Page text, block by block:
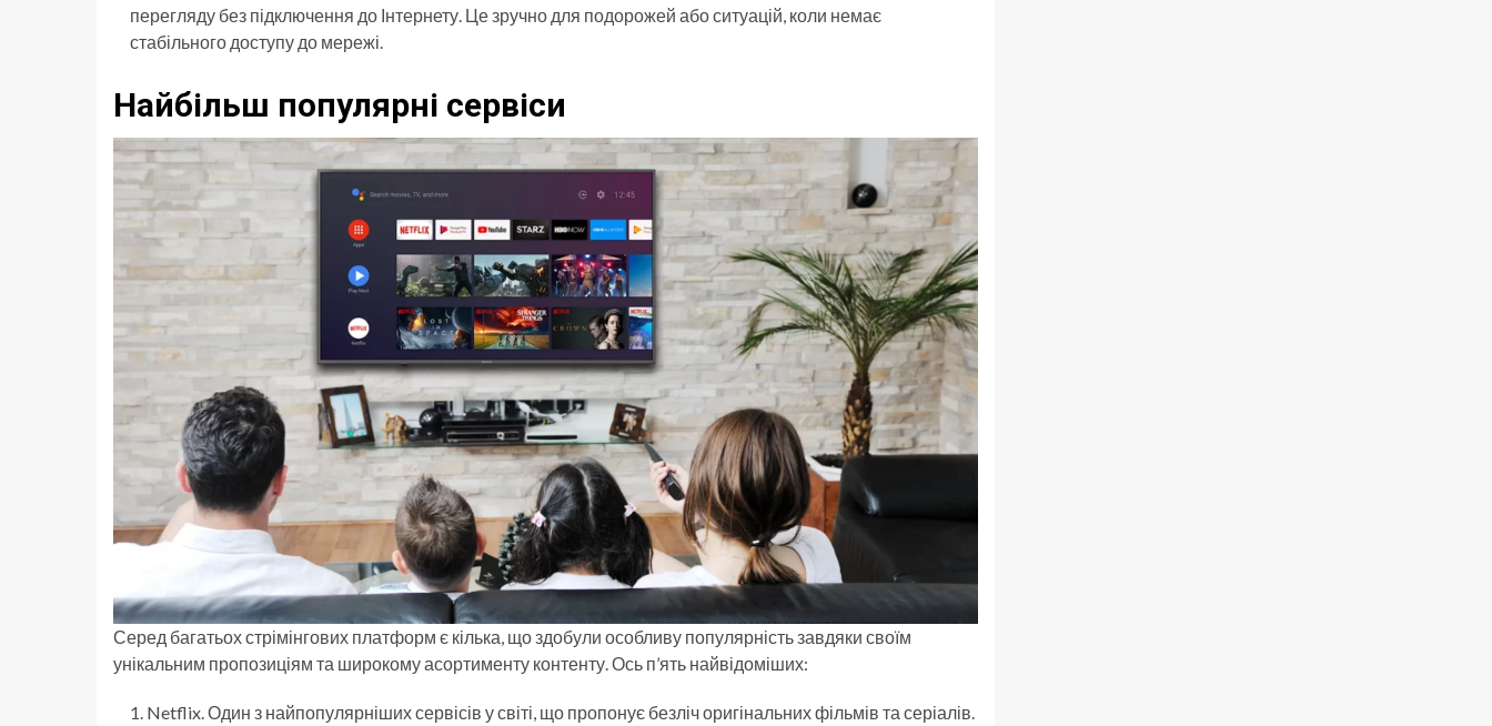
перегляду без підключення до Інтернету. Це зручно для подорожей або ситуацій, коли немає
стабільного доступу до мережі.
Найбільш популярні сервіси
Серед багатьох стрімінгових платформ є кілька, що здобули особливу популярність завдяки своїм
унікальним пропозиціям та широкому асортименту контенту. Ось п’ять найвідоміших:
Netflix. Один з найпопулярніших сервісів у світі, що пропонує безліч оригінальних фільмів та серіалів.